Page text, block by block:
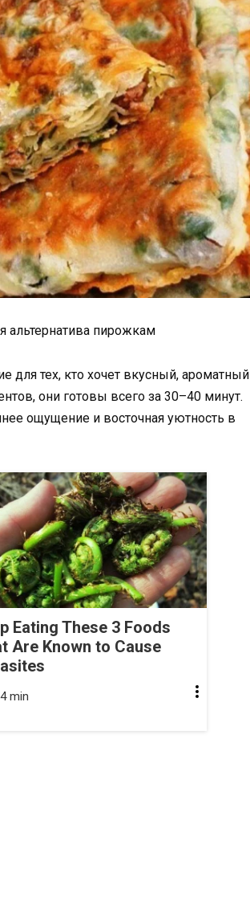
альтернатива пирожкам
для тех, кто хочет вкусный, ароматный
они готовы всего за 30–40 минут.
ощущение и восточная уютность в
Eating These 3 Foods
Are Known to Cause
min